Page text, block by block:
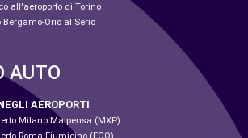
all'aeroporto di Torino
Bergamo-Orio al Serio
AUTO
AEROPORTI
Milano Malpensa (MXP)
Roma Fiumicino (FCO)